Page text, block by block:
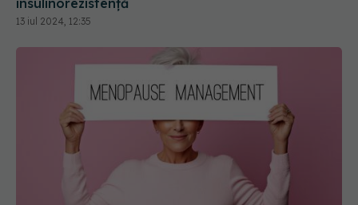
insulinorezistență
13 iul 2024, 12:35